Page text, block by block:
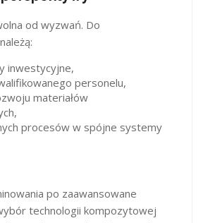
od wyzwań. Do
inwestycyjne,
personelu,
materiałów
procesów w spójne systemy
po zaawansowane
technologii kompozytowej